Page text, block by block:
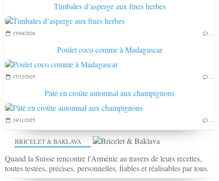
BRICELET & BAKLAVA
Quand la Suisse rencontre l'Arménie au travers de leurs recettes,
toutes testées, précises, personnelles, fiables et réalisables par tous.
Timbales d’asperge aux fines herbes
15/04/2026
Poulet coco comme à Madagascar
17/12/2025
Pâté en croûte automnal aux champignons
24/11/2025